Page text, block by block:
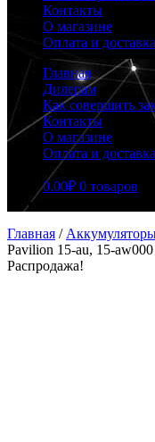
Контакты
О магазине
Оплата и доставка
Главная
Дилерам
Как совершить
Контакты
О магазине
Оплата и доставка
0.00₽ 0 товаров
Главная /
Pavilion 15-au, 15-
Распродажа!